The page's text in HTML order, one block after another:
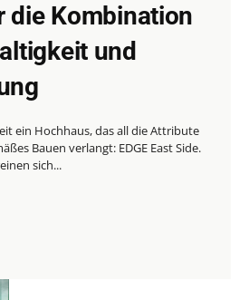
die Kombination
und
ein Hochhaus, das all die Attribute
Bauen verlangt: EDGE East Side.
sich...